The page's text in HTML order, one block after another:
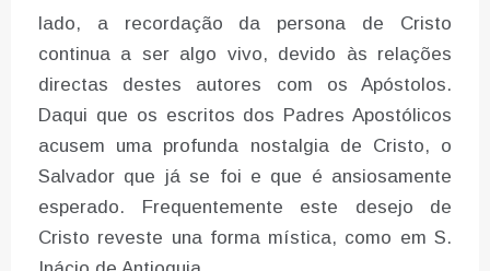
lado, a recordação da persona de Cristo
continua a ser algo vivo, devido às relações
directas destes autores com os Apóstolos.
Daqui que os escritos dos Padres Apostólicos
acusem uma profunda nostalgia de Cristo, o
Salvador que já se foi e que é ansiosamente
esperado. Frequentemente este desejo de
Cristo reveste una forma mística, como em S.